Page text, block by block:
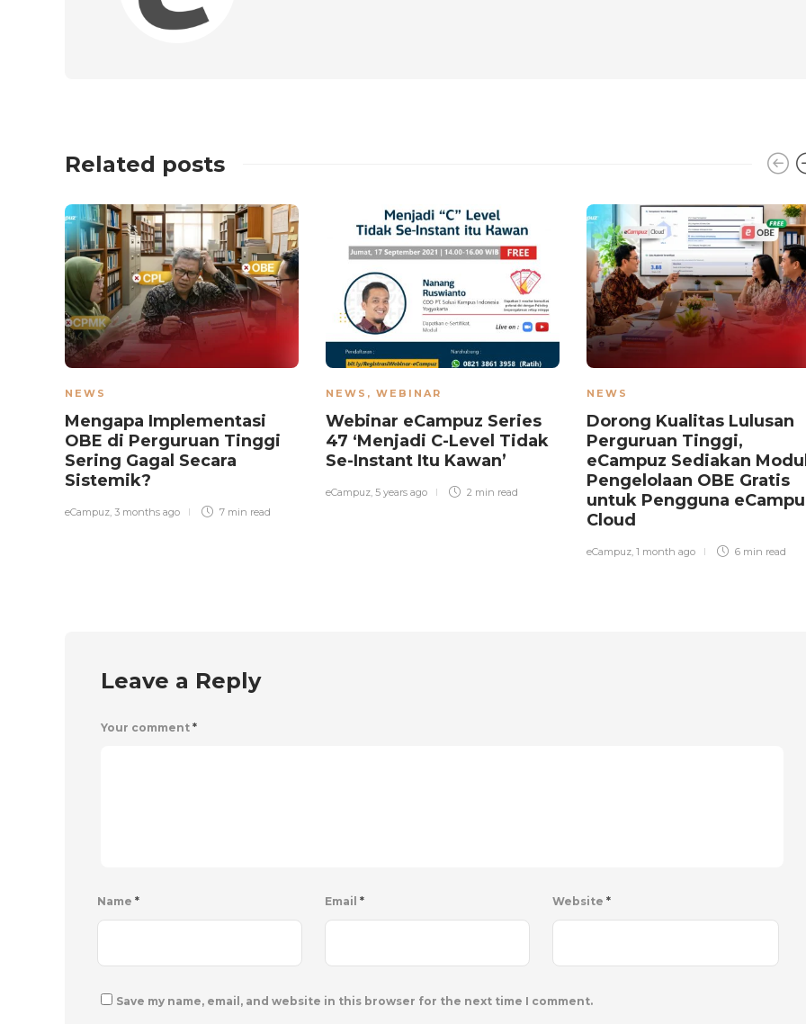
Related posts
NEWS
Mengapa Implementasi
OBE di Perguruan Tinggi
Sering Gagal Secara
Sistemik?
eCampuz 3 months ago 7 min read
NEWS , WEBINAR
Webinar eCampuz Series
47 ‘Menjadi C-Level Tidak
Se-Instant Itu Kawan’
eCampuz 5 years ago 2 min read
NEWS
Dorong Kualitas Lulusan
Perguruan Tinggi,
eCampuz Sediakan
Pengelolaan OBE Gratis
untuk Pengguna
Cloud
eCampuz 1 month ago 6 min read
Leave a Reply
Your comment *
Name * Email * Website *
Save my name, email, and website in this browser for the next time I comment.